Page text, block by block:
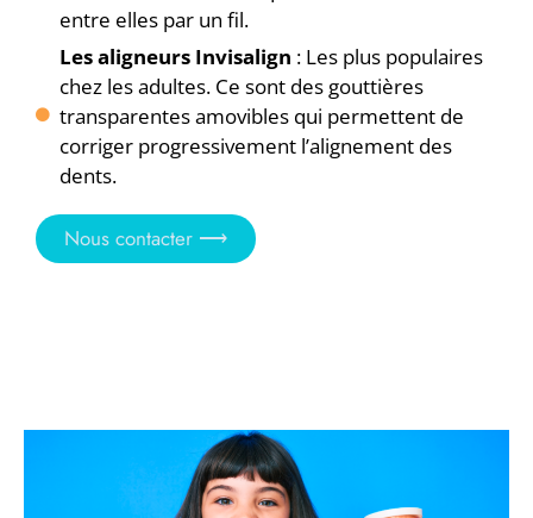
entre elles par un fil.
Les aligneurs Invisalign : Les plus populaires
chez les adultes. Ce sont des gouttières
transparentes amovibles qui permettent de
corriger progressivement l’alignement des
dents.
Nous contacter ⟶